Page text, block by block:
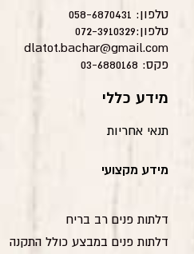
טלפון: 058-6870431
טלפון:072-3910329
dlatot.bachar@gmail.com
פקס: 03-6880168
מידע כללי
תנאי אחריות
מידע מקצועי
דלתות פנים רב בריח
דלתות פנים במבצע כולל התקנה